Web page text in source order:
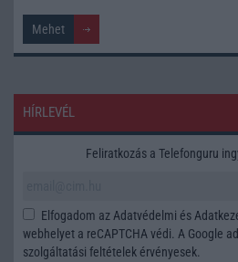
HÍRLEVÉL
Feliratkozás a Telefonguru
Elfogadom azAdatvédelmi és
webhelyet a reCAPTCHA védi. A Google
szolgáltatási feltételek érvényesek.